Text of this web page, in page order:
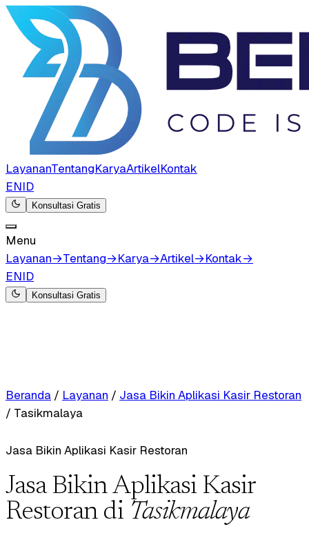
LayananTentangKaryaArtikelKontak
ENID
Konsultasi Gratis
Menu
Layanan→Tentang→Karya→Artikel→Kontak→
ENID
Konsultasi Gratis
Beranda / Layanan / Jasa Bikin Aplikasi Kasir Restoran
/ Tasikmalaya
Jasa Bikin Aplikasi Kasir Restoran
Jasa Bikin Aplikasi Kasir
Restoran di Tasikmalaya